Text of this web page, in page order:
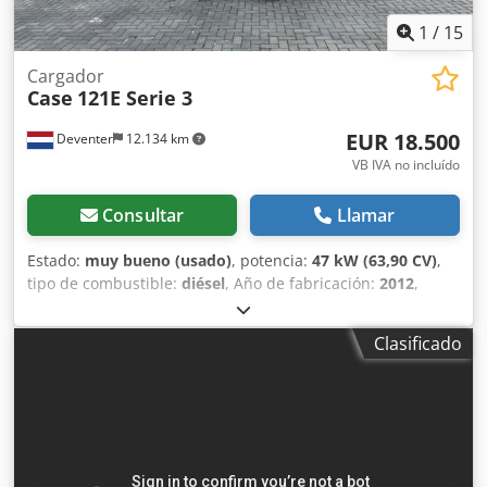
1 / 15
Deventer 12.134 km
Cargador
Case 121E Serie 3
EUR 18.500
VB IVA no incluído
Consultar Llamar
Estado: muy bueno (usado), potencia: 47 kW (63,90 CV),
tipo de combustible: diésel, Año de fabricación: 2012,
1.060 h
adicionales = - Control con 2 pedales - Cabina cerrada =
Notas = Dkedpezrd Uajfx Akqor Serie CASE 121E, modelo 3
Clasificado